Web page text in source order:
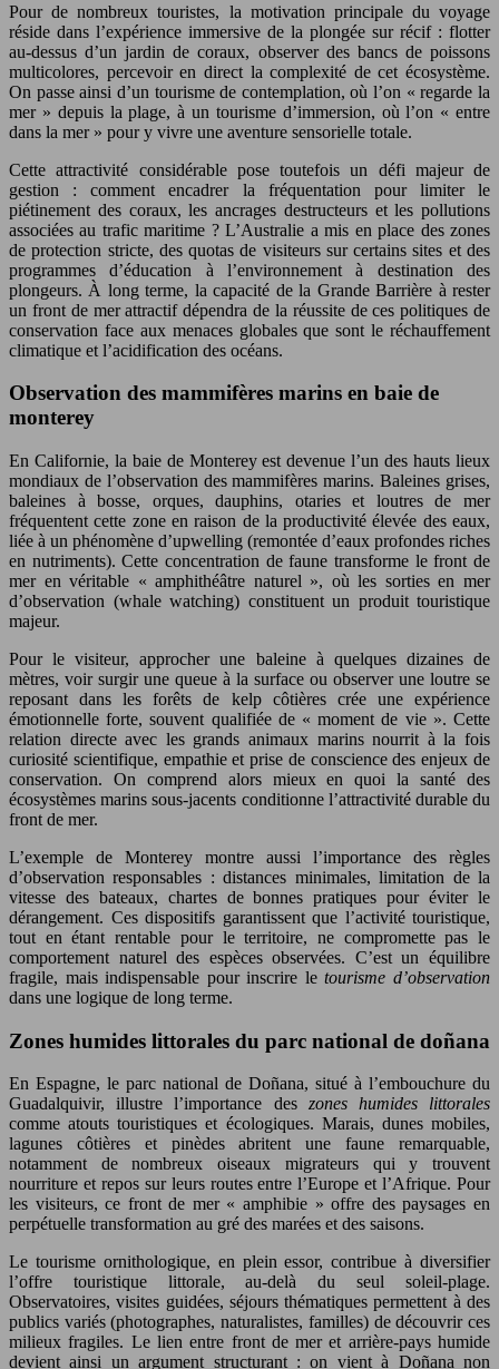
Pour de nombreux touristes, la motivation principale du voyage
réside dans l’expérience immersive de la plongée sur récif : flotter
au-dessus d’un jardin de coraux, observer des bancs de poissons
multicolores, percevoir en direct la complexité de cet écosystème.
On passe ainsi d’un tourisme de contemplation, où l’on « regarde la
mer » depuis la plage, à un tourisme d’immersion, où l’on « entre
dans la mer » pour y vivre une aventure sensorielle totale.
Cette attractivité considérable pose toutefois un défi majeur de
gestion : comment encadrer la fréquentation pour limiter le
piétinement des coraux, les ancrages destructeurs et les pollutions
associées au trafic maritime ? L’Australie a mis en place des zones
de protection stricte, des quotas de visiteurs sur certains sites et des
programmes d’éducation à l’environnement à destination des
plongeurs. À long terme, la capacité de la Grande Barrière à rester
un front de mer attractif dépendra de la réussite de ces politiques de
conservation face aux menaces globales que sont le réchauffement
climatique et l’acidification des océans.
Observation des mammifères marins en baie de
monterey
En Californie, la baie de Monterey est devenue l’un des hauts lieux
mondiaux de l’observation des mammifères marins. Baleines grises,
baleines à bosse, orques, dauphins, otaries et loutres de mer
fréquentent cette zone en raison de la productivité élevée des eaux,
liée à un phénomène d’upwelling (remontée d’eaux profondes riches
en nutriments). Cette concentration de faune transforme le front de
mer en véritable « amphithéâtre naturel », où les sorties en mer
d’observation (whale watching) constituent un produit touristique
majeur.
Pour le visiteur, approcher une baleine à quelques dizaines de
mètres, voir surgir une queue à la surface ou observer une loutre se
reposant dans les forêts de kelp côtières crée une expérience
émotionnelle forte, souvent qualifiée de « moment de vie ». Cette
relation directe avec les grands animaux marins nourrit à la fois
curiosité scientifique, empathie et prise de conscience des enjeux de
conservation. On comprend alors mieux en quoi la santé des
écosystèmes marins sous-jacents conditionne l’attractivité durable du
front de mer.
L’exemple de Monterey montre aussi l’importance des règles
d’observation responsables : distances minimales, limitation de la
vitesse des bateaux, chartes de bonnes pratiques pour éviter le
dérangement. Ces dispositifs garantissent que l’activité touristique,
tout en étant rentable pour le territoire, ne compromette pas le
comportement naturel des espèces observées. C’est un équilibre
fragile, mais indispensable pour inscrire letourisme d’observation
dans une logique de long terme.
Zones humides littorales du parc national de doñana
En Espagne, le parc national de Doñana, situé à l’embouchure du
Guadalquivir, illustre l’importance des zones humides littorales
comme atouts touristiques et écologiques. Marais, dunes mobiles,
lagunes côtières et pinèdes abritent une faune remarquable,
notamment de nombreux oiseaux migrateurs qui y trouvent
nourriture et repos sur leurs routes entre l’Europe et l’Afrique. Pour
les visiteurs, ce front de mer « amphibie » offre des paysages en
perpétuelle transformation au gré des marées et des saisons.
Le tourisme ornithologique, en plein essor, contribue à diversifier
l’offre touristique littorale, au-delà du seul soleil-plage.
Observatoires, visites guidées, séjours thématiques permettent à des
publics variés (photographes, naturalistes, familles) de découvrir ces
milieux fragiles. Le lien entre front de mer et arrière-pays humide
devient ainsi un argument structurant : on vient à Doñana non